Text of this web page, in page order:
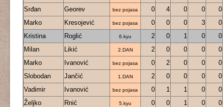
Srđan
Georev bez pojasa 0 4 0 0
0
Marko
Kresojević bez pojasa 0 0 0 3
0
Kristina
Roglić 6.kyu 2 0 1 0
0
Milan
Likić 2.DAN 2 0 0 0
0
Marko
Ivanović bez pojasa 0 2 0 0
0
Slobodan
Jančić 1.DAN 2 0 0 0
0
Vadimir
Ivanović bez pojasa 0 1 1 0
0
Željko
Rnić 5.kyu 0 0 1 0 0